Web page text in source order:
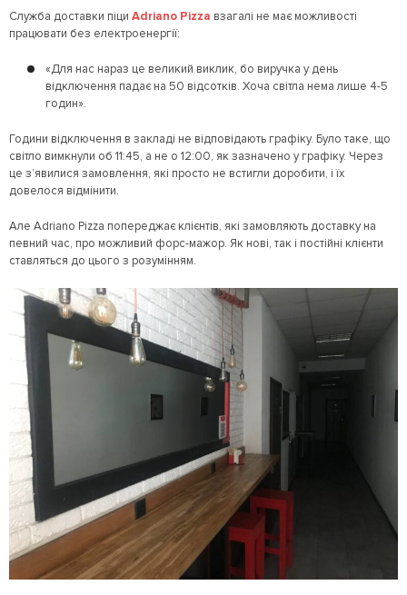
Служба доставки піци Adriano Pizza взагалі не має можливості
працювати без електроенергії:
«Для нас нараз це великий виклик, бо виручка у день
відключення падає на 50 відсотків. Хоча світла нема лише 4-5
годин».
Години відключення в закладі не відповідають графіку. Було таке, що
світло вимкнули об 11:45, а не о 12:00, як зазначено у графіку. Через
це з’явилися замовлення, які просто не встигли доробити, і їх
довелося відмінити.
Але Adriano Pizza попереджає клієнтів, які замовляють доставку на
певний час, про можливий форс-мажор. Як нові, так і постійні клієнти
ставляться до цього з розумінням.